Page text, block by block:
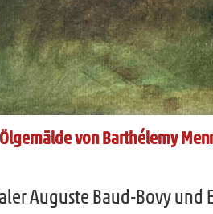
Ölgemälde von Barthélemy
Auguste Baud-Bovy und